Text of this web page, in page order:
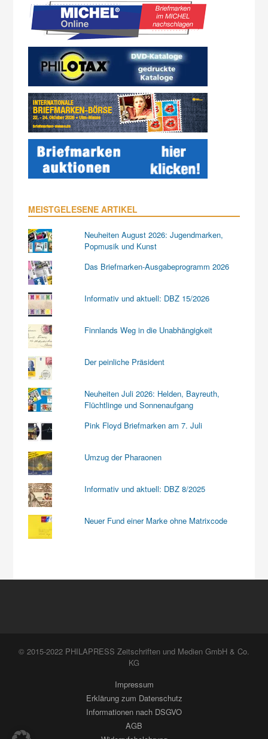
MEISTGELESENE ARTIKEL
Neuheiten August 2026: Jugendmarken,
Popmusik und Kunst
Das Briefmarken-Ausgabeprogramm 2026
Informativ und aktuell: DBZ 15/2026
Finnlands Weg in die Unabhängigkeit
Der peinliche Präsident
Neuheiten Juli 2026: Helden, Bayreuth,
Flüchtlinge und Sonnenaufgang
Pink Floyd Briefmarken am 7. Juli
Umzug der Pharaonen
Informativ und aktuell: DBZ 8/2025
Neuer Fund einer Marke ohne Matrixcode
© 2015-2022 PHILAPRESS Zeitschriften und Medien GmbH & Co.
KG
Impressum
Erklärung zum Datenschutz
Informationen nach DSGVO
AGB